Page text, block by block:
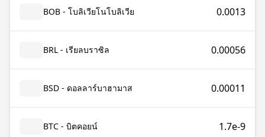
BOB - โบลิเวียโนโบลิเวีย 0.0013
BRL - เรียลบราซิล 0.00056
BSD - ดอลลาร์บาฮามาส 0.00011
BTC - บิตคอยน์ 1.7e-9